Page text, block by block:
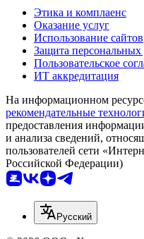
Этика и комплаенс
Оказание услуг
Использование сайтов
Защита
Пользовательское
ИТ аккредитация
На информационном
рекомендательные
предоставления
и анализа сведений,
пользователей сети
Российской Федерации)
Русский